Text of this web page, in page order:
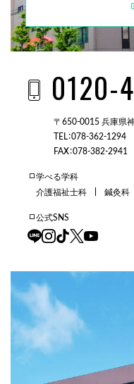
0120-
〒650-0015 兵庫県
TEL：078-362-1294
FAX：078-382-2941
学べる学科
介護福祉士科
鍼灸科
公式SNS